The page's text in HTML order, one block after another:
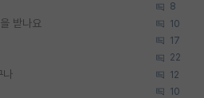
8
받나요 10
17
22
나 12
10